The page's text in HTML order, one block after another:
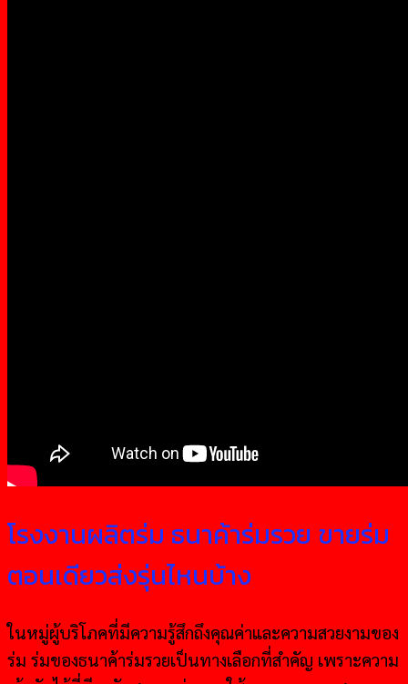
โรงงานผลิตร่ม ธนาค้าร่มรวย ขายร่ม
ตอนเดียวส่งรุ่นไหนบ้าง
ในหมู่ผู้บริโภคที่มีความรู้สึกถึงคุณค่าและความสวยงามของ
ร่ม ร่มของธนาค้าร่มรวยเป็นทางเลือกที่สำคัญ เพราะความ